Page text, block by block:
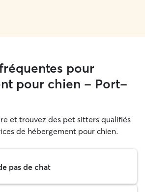
pour
pour chien - Port-
et trouvez des pet sitters qualifiés
de hébergement pour chien.
pas de chat